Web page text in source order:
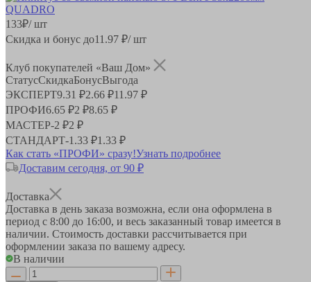
133₽/ шт
Скидка и бонус до11.97 ₽/ шт
Клуб покупателей «Ваш Дом»
СтатусСкидкаБонусВыгода
ЭКСПЕРТ9.31 ₽2.66 ₽11.97 ₽
ПРОФИ6.65 ₽2 ₽8.65 ₽
МАСТЕР-2 ₽2 ₽
СТАНДАРТ-1.33 ₽1.33 ₽
Как стать «ПРОФИ» сразу!Узнать подробнее
Доставим сегодня, от 90 ₽
Доставка
Доставка в день заказа возможна, если она оформлена в
период с 8:00 до 16:00, и весь заказанный товар имеется в
наличии. Стоимость доставки рассчитывается при
оформлении заказа по вашему адресу.
В наличии